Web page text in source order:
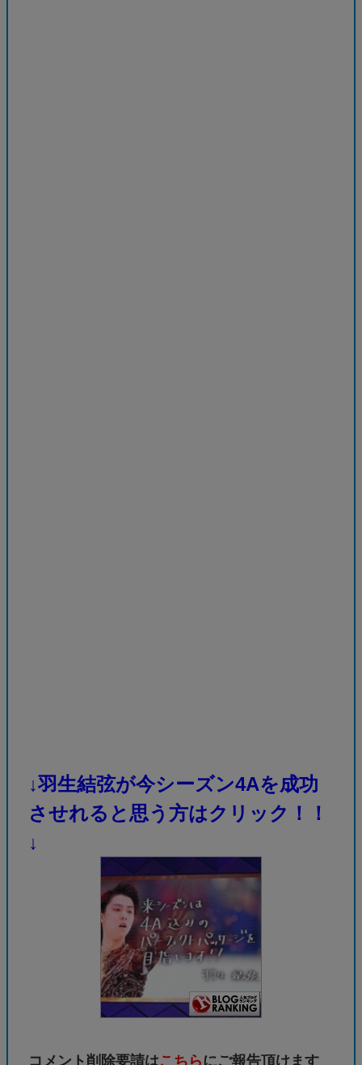
↓羽生結弦が今シーズン4Aを成功
させれると思う方はクリック！！
↓
コメント削除要請はこちら にご報告頂けます